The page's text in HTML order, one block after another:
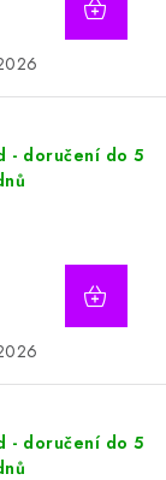
- doručení do 5
- doručení do 5